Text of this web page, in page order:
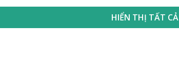
HIỂN THỊ TẤT CẢ